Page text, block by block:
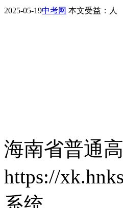
2025-05-19中考网 本文受益： 人
海南省普通
https://